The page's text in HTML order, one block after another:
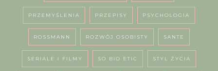
PRZEMYŚLENIA PRZEPISY PSYCHOLOGIA
ROSSMANN ROZWÓJ OSOBISTY SANTE
SERIALE I FILMY SO BIO ETIC STYL ŻYCIA